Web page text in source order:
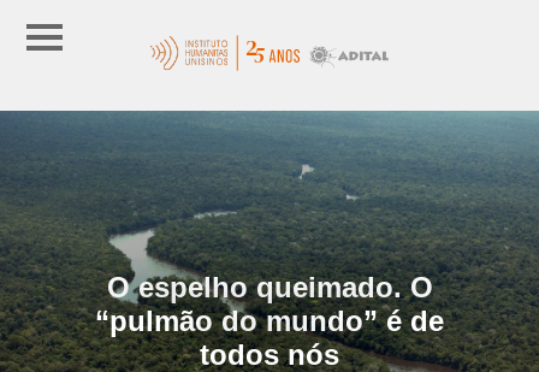
O espelho queimado. O
“pulmão do mundo” é de
todos nós